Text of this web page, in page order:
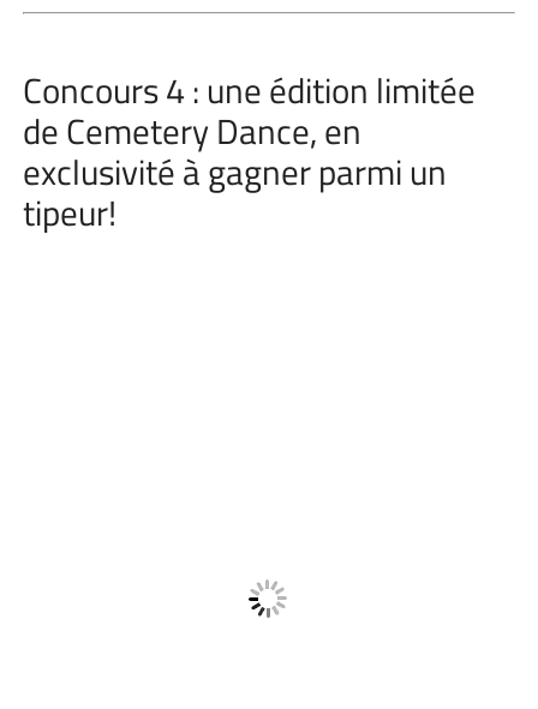
Concours 4 : une édition limitée
de Cemetery Dance, en
exclusivité à gagner parmi un
tipeur!